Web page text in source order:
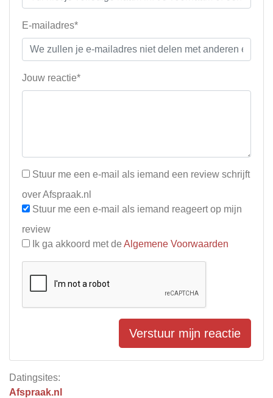
Datingsites:
Afspraak.nl
E-mailadres*
Jouw reactie*
Stuur me een e-mail als iemand een review schrijft
over Afspraak.nl
Stuur me een e-mail als iemand reageert op mijn
review
Ik ga akkoord met de Algemene Voorwaarden
Verstuur mijn reactie